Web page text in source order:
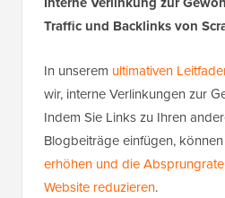
Traffic und Backlinks von
In unserem ultimativen
wir, interne Verlinkungen zur
Indem Sie Links zu Ihren
Blogbeiträge einfügen,
erhöhen und die
Website reduzieren.